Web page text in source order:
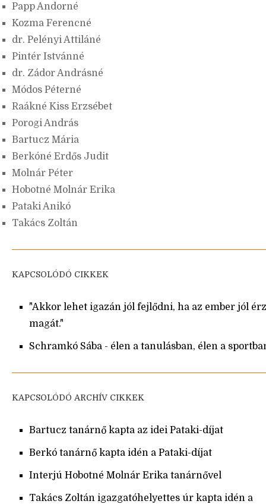
Papp Andorné
Kozma Ferencné
dr. Pelényi Attiláné
Pintér Istvánné
dr. Zádor Andrásné
Módos Péterné
Raákné Kiss Erzsébet
Porogi András
Bartucz Mária
Berkóné Erdős Judit
Molnár Péter
Hobotné Molnár Erika
Pataki Anikó
Takács Zoltán
KAPCSOLÓDÓ CIKKEK
"Akkor lehet igazán jól fejlődni, ha az ember jól
magát."
Schramkó Sába - élen a tanulásban, élen a
KAPCSOLÓDÓ ARCHÍV CIKKEK
Bartucz tanárnő kapta az idei Pataki-díjat
Berkó tanárnő kapta idén a Pataki-díjat
Interjú Hobotné Molnár Erika tanárnővel
Takács Zoltán igazgatóhelyettes úr kapta idén a